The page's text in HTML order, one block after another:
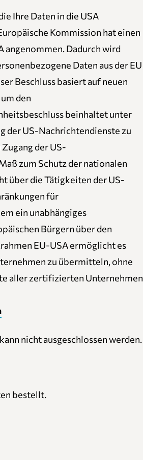
Ihre Daten in die USA
Kommission hat einen
angenommen. Dadurch wird
Daten aus der EU
Beschluss basiert auf neuen
den
beinhaltet unter
der US-Nachrichtendienste zu
der US-
zum Schutz der nationalen
über die Tätigkeiten der US-
für
ein unabhängiges
Bürgern über den
EU-USA ermöglicht es
zu übermitteln, ohne
aller zertifizierten Unternehmen
nicht ausgeschlossen werden.
bestellt.